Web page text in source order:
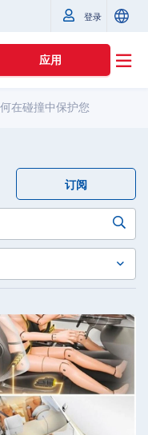
登录
应用
在碰撞中保护您
订阅